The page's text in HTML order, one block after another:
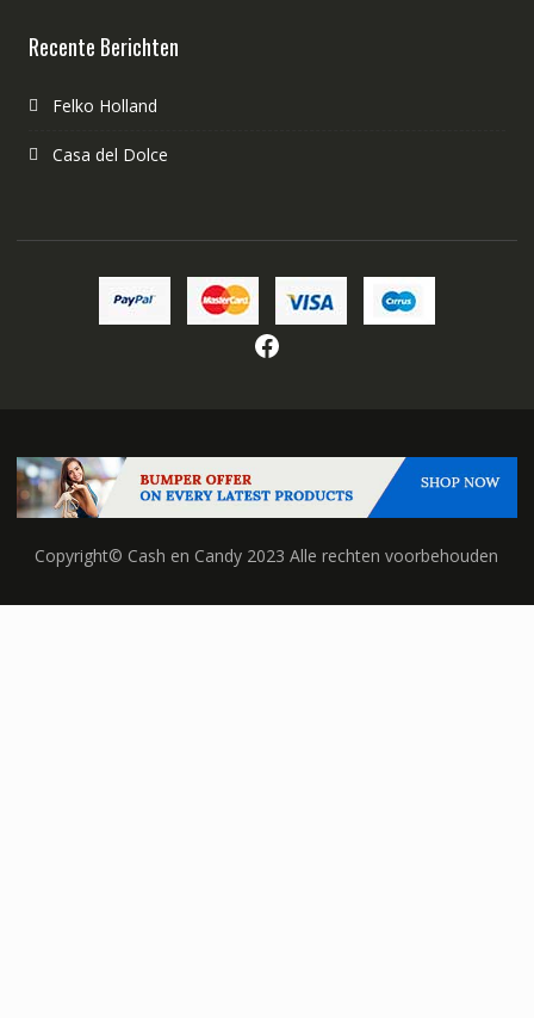
Recente Berichten
Felko Holland
Casa del Dolce
Facebook
Copyright© Cash en Candy 2023 Alle rechten voorbehouden